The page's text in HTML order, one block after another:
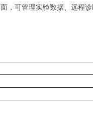
，可管理实验数据、远程